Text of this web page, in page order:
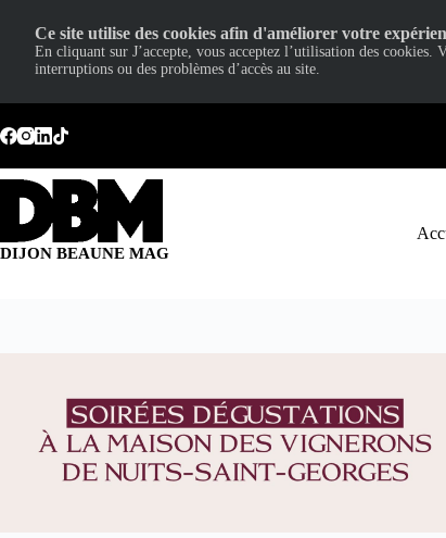
au
contenu
DIJON BEAUNE MAG
Ce site utilise des cookies afin d'améliorer votre
En cliquant sur J’accepte, vous acceptez l’utilisation des
interruptions ou des problèmes d’accès au site.